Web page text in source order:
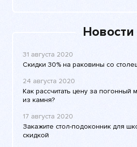
Новости
31 августа 2020
Скидки 30% на раковины со
24 августа 2020
Как рассчитать цену за погонный
из камня?
17 августа 2020
Закажите стол-подоконник для
скидкой